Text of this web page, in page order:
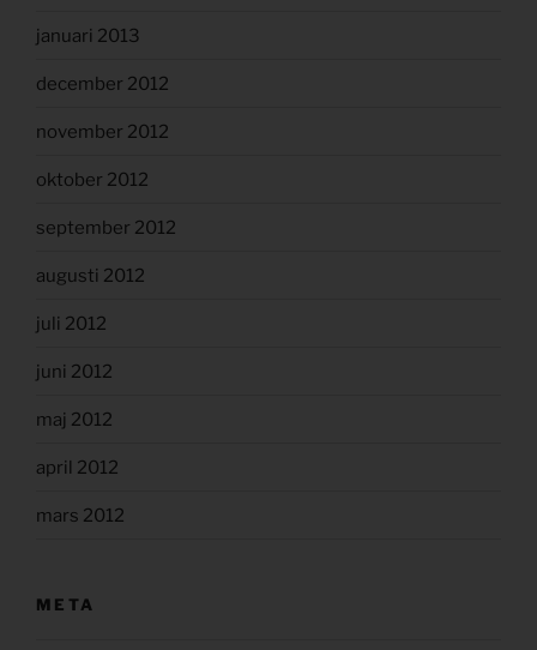
januari 2013
december 2012
november 2012
oktober 2012
september 2012
augusti 2012
juli 2012
juni 2012
maj 2012
april 2012
mars 2012
META